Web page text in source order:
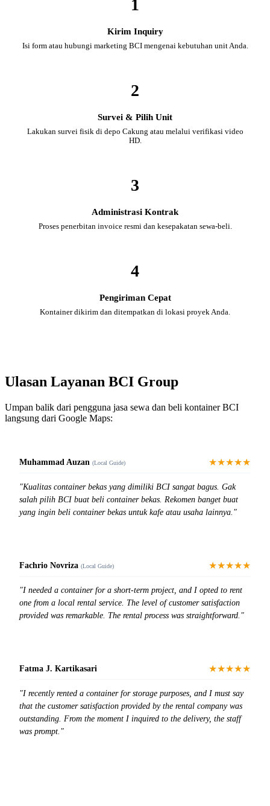
1
Kirim Inquiry
Isi form atau hubungi marketing BCI mengenai kebutuhan unit Anda.
2
Survei & Pilih Unit
Lakukan survei fisik di depo Cakung atau melalui verifikasi video
HD.
3
Administrasi Kontrak
Proses penerbitan invoice resmi dan kesepakatan sewa-beli.
4
Pengiriman Cepat
Kontainer dikirim dan ditempatkan di lokasi proyek Anda.
Ulasan Layanan BCI Group
Umpan balik dari pengguna jasa sewa dan beli kontainer BCI
langsung dari Google Maps:
Muhammad Auzan (Local Guide) ★★★★★
"Kualitas container bekas yang dimiliki BCI sangat bagus. Gak
salah pilih BCI buat beli container bekas. Rekomen banget buat
yang ingin beli container bekas untuk kafe atau usaha lainnya."
Fachrio Novriza (Local Guide) ★★★★★
"I needed a container for a short-term project, and I opted to rent
one from a local rental service. The level of customer satisfaction
provided was remarkable. The rental process was straightforward."
Fatma J. Kartikasari ★★★★★
"I recently rented a container for storage purposes, and I must say
that the customer satisfaction provided by the rental company was
outstanding. From the moment I inquired to the delivery, the staff
was prompt."